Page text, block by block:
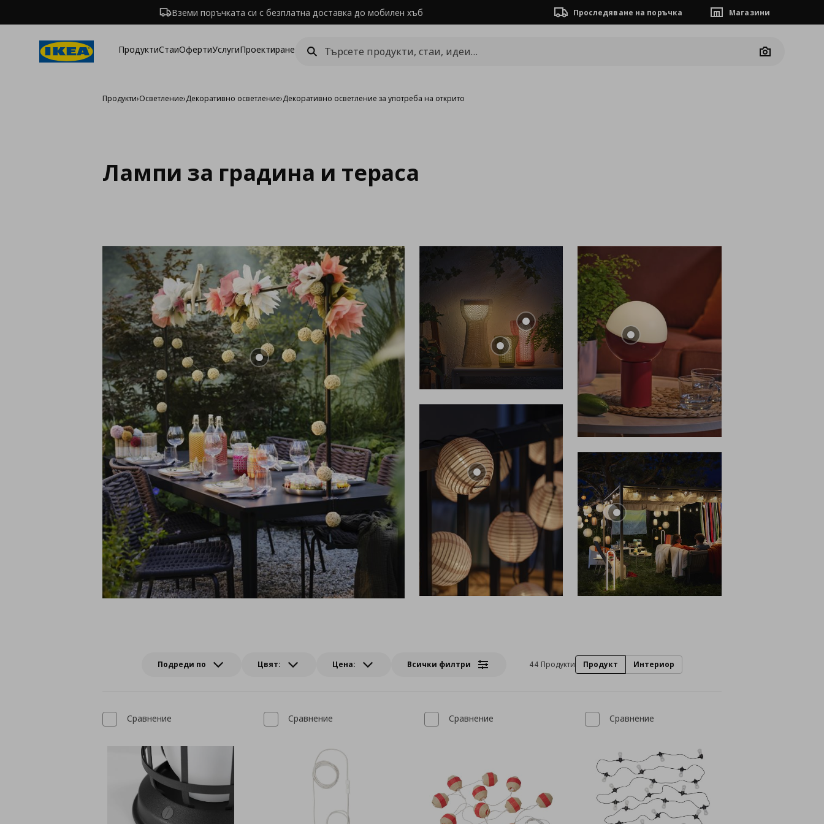
Вземи поръчката си с безплатна доставка до мобилен хъб Проследяване на поръчка Магазини
ПродуктиСтаиОфертиУслугиПроектиране
Camera
Продукти›Осветление›Декоративно осветление›Декоративно осветление за употреба на открито
Лампи за градина и тераса
Подреди по Цвят: Цена: Всички филтри 44 Продукти Продукт Интериор
Сравнение Сравнение Сравнение Сравнение